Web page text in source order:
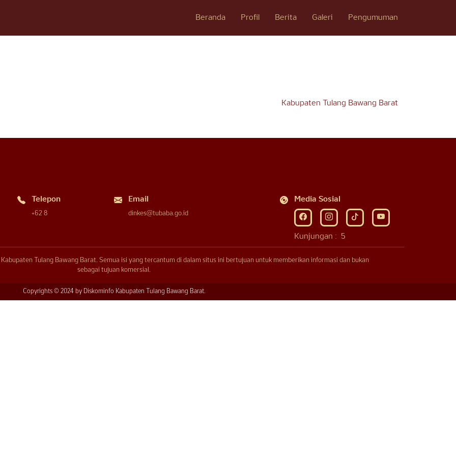
Beranda Profil Berita Galeri Pengumuman
Kabupaten Tulang Bawang Barat
Telepon
+62 8
Email
dinkes@tubaba.go.id
Media Sosial
Kunjungan : 5
Tulang Bawang Barat. Semua isi yang tercantum di dalam situs ini bertujuan untuk memberikan informasi dan bukan
sebagai tujuan komersial.
Copyrights © 2024 by Diskominfo Kabupaten Tulang Bawang Barat.